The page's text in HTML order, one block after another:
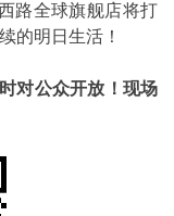
路全球旗舰店将打
的明日生活！
对公众开放！现场